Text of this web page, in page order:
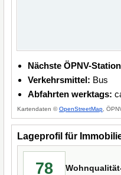
Nächste ÖPNV-
Verkehrsmittel: Bus
Abfahrten werktags:
Kartendaten ©OpenStreetMap ,
Lageprofil für
78